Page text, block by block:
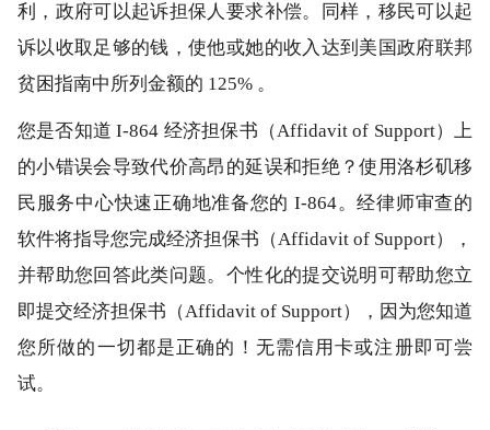
利，政府可以起诉担保人要求补偿。同样，移民可以起
诉以收取足够的钱，使他或她的收入达到美国政府联邦
贫困指南中所列金额的 125% 。
您是否知道 I-864 经济担保书（Affidavit of Support）上
的小错误会导致代价高昂的延误和拒绝？使用洛杉矶移
民服务中心快速正确地准备您的 I-864。经律师审查的
软件将指导您完成经济担保书（Affidavit of Support），
并帮助您回答此类问题。个性化的提交说明可帮助您立
即提交经济担保书（Affidavit of Support），因为您知道
您所做的一切都是正确的！无需信用卡或注册即可尝
试。